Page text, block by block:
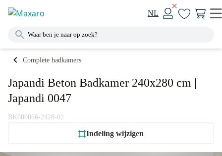
NL
Complete badkamers
Japandi Beton Badkamer 240x280 cm |
Japandi 0047
BK000066-2428-02
Indeling wijzigen